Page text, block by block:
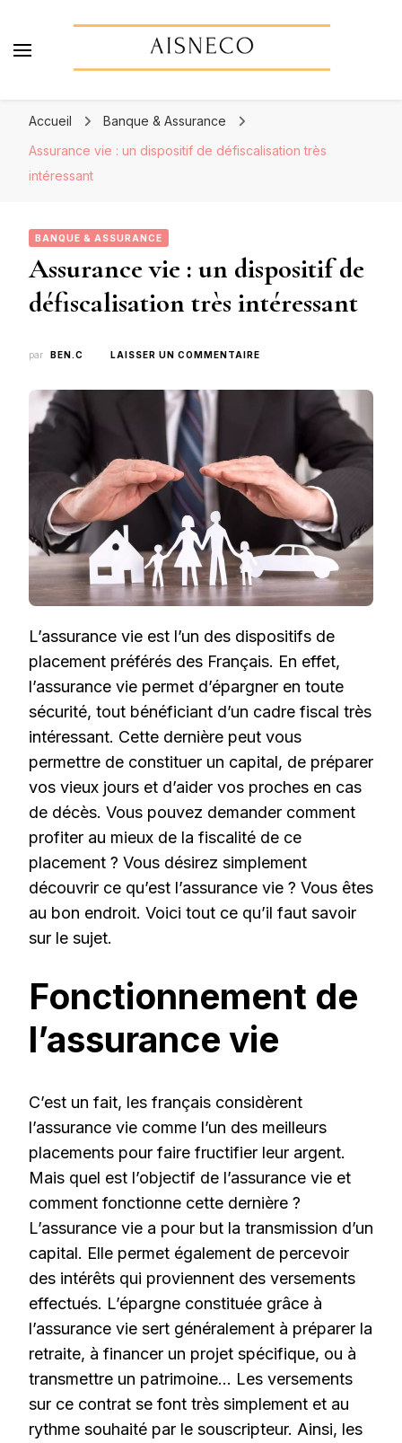
Accueil
Banque & Assurance
Assurance vie : un dispositif de défiscalisation très
intéressant
BANQUE & ASSURANCE
Assurance vie : un dispositif de
défiscalisation très intéressant
par BEN.C LAISSER UN COMMENTAIRE
DÉFISCALISATION
TRÈS
INTÉRESSANT
L’assurance vie est l’un des dispositifs de
placement préférés des Français. En effet,
l’assurance vie permet d’épargner en toute
sécurité, tout bénéficiant d’un cadre fiscal très
intéressant. Cette dernière peut vous
permettre de constituer un capital, de préparer
vos vieux jours et d’aider vos proches en cas
de décès. Vous pouvez demander comment
profiter au mieux de la fiscalité de ce
placement ? Vous désirez simplement
découvrir ce qu’est l’assurance vie ? Vous êtes
au bon endroit. Voici tout ce qu’il faut savoir
sur le sujet.
Fonctionnement de
l’assurance vie
C’est un fait, les français considèrent
l’assurance vie comme l’un des meilleurs
placements pour faire fructifier leur argent.
Mais quel est l’objectif de l’assurance vie et
comment fonctionne cette dernière ?
L’assurance vie a pour but la transmission d’un
capital. Elle permet également de percevoir
des intérêts qui proviennent des versements
effectués. L’épargne constituée grâce à
l’assurance vie sert généralement à préparer la
retraite, à financer un projet spécifique, ou à
transmettre un patrimoine… Les versements
sur ce contrat se font très simplement et au
rythme souhaité par le souscripteur. Ainsi, les